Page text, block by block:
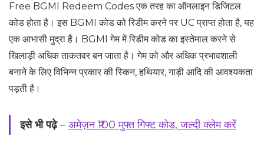
Free BGMI Redeem Codes एक तरह का ऑनलाइन डिजिटल
कोड होता है। इस BGMI कोड को रिडीम करने पर UC प्राप्त होता है, यह
एक आभासी मुद्रा है। BGMI गेम में रिडीम कोड का इस्तेमाल करने से
खिलाड़ी अधिक ताकतवर बन जाता है। गेम को और अधिक प्रभावशाली
बनाने के लिए विभिन्न प्रकार की स्किन, हथियार, गाड़ी आदि की आवश्यकता
पड़ती है।
इसे भी पढ़े– अमेज़न ₹100 मुफ्त गिफ्ट कोड, जल्दी क्लेम करें